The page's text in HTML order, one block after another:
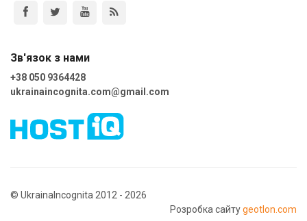
Зв'язок з нами
+38 050 9364428
ukrainaincognita.com@gmail.com
© UkrainaIncognita 2012 - 2026
Розробка сайтуgeotlon.com